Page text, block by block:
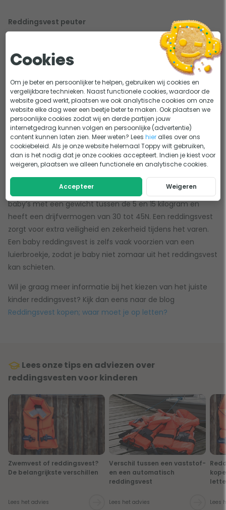
Reddingsvest peuter
Een reddingsvest voor een peuter is geschikt voor kinderen
tussen de 1,5 en 4 jaar met een gewicht van 15 tot 25
kilogram. Het drijfvermogen van het peuter reddingsvest
varieert van 40 tot 60N. Een reddingsvest voor een peuter
is doorgaans voorzien van een grijplus, waardoor je
gemakkelijk je peuter beet kunt pakken. Daarnaast zorgt
het reddingsvest ervoor dat je kind op de rug gedraaid
wordt, zodat de mond en neus boven water blijven.
Reddingsvest baby
Een reddingvest voor een baby is altijd een vaststof
reddingsvest. Dit type reddingsvest is het veiligst voor de
allerkleinsten. Het baby reddingsvest wordt gedragen door
baby’s met een gewicht tussen de 5 en 15 kilogram en
heeft een drijfvermogen van 30 tot 45N. Een reddingsvest
zorgt voor extra veiligheid en zekerheid tijdens het varen.
Een baby reddingsvest is zelfs vaak voorzien van een
luierbroekje, zodat je baby niet zomaar uit het reddingsvest
kan schieten.
Wil je graag meer informatie bij het kiezen van het juiste
kinder reddingsvest? Kijk dan eens naar de blog
Reddingsvest kopen; waar moet je op letten?
Lees onze tips en adviezen over
reddingsvesten voor kinderen
Zwemvest of reddingsvest?
De belangrijkste verschillen
Lees het advies
Verschil tussen een vaststof-
en een automatisch
reddingsvest
Lees het advies Lees
Cookies
Om je beter en persoonlijker te helpen, gebruiken wij cookies en
vergelijkbare technieken. Naast functionele cookies, waardoor de
website goed werkt, plaatsen we ook analytische cookies om onze
website elke dag weer een beetje beter te maken. Ook plaatsen we
persoonlijke cookies zodat wij en derde partijen jouw
internetgedrag kunnen volgen en persoonlijke (advertentie)
content kunnen laten zien. Meer weten? Leeshier alles over ons
cookiebeleid. Als je onze website helemaal Toppy wilt gebruiken,
dan is het nodig dat je onze cookies accepteert. Indien je kiest voor
weigeren, plaatsen we alleen functionele en analytische cookies.
Accepteer Weigeren